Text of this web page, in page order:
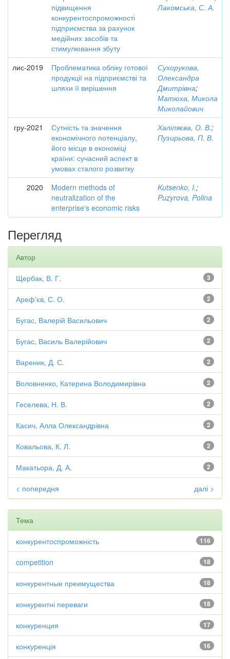
підвищення
конкурентоспроможності
підприємства за рахунок
медійних засобів та
стимулювання збуту
Лакомська, С. А.
лис-2019
Проблематика обліку готової
продукції на підприємстві та
шляхи її вирішення
Сухорукова,
Олександра
Дмитрівна;
Матюха, Микола
Миколайович
гру-2021
Сутність та значення
економічного потенціалу,
його місце в економіці
країни: сучасний аспект в
умовах сталого розвитку
Халіляєва, О. В.;
Пузирьова, П. В.
2020
Modern methods of
neutralization of the
enterprise's economic risks
Kutsenko, I.;
Puzyrova, Polina
Перегляд
Автор
3
Щербак, В. Г.
2
Ареф'єв, С. О.
2
Бугас, Валерій Васильович
2
Бугас, Василь Валерійович
2
Вареник, Д. С.
2
Воловненко, Катерина Володимирівна
2
Геселева, Н. В.
2
Касич, Алла Олександрівна
2
Ковальова, К. Л.
2
Макатьора, Д. А.
< попередня далі >
Тема
116
конкурентоспроможність
18
competition
18
конкурентные преимущества
18
конкурентні переваги
17
конкуренция
16
конкуренція